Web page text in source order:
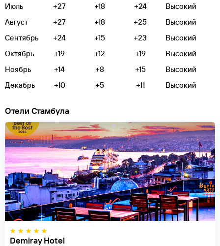
Июль
+27 +18 +24
Высокий
Август
+27 +18 +25
Высокий
Сентябрь
+24 +15 +23
Высокий
Октябрь
+19 +12 +19
Высокий
Ноябрь
+14 +8 +15
Высокий
Декабрь
+10 +5 +11 Высокий
Отели Стамбула
Demiray Hotel